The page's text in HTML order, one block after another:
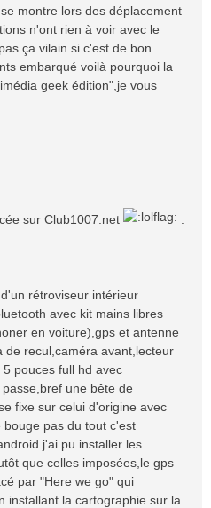
montre lors des déplacement
n'ont rien à voir avec le
ça vilain si c'est de bon
embarqué voilà pourquoi la
geek édition",je vous
sur Club1007.net :
rétroviseur intérieur
avec kit mains libres
en voiture),gps et antenne
de recul,caméra avant,lecteur
pouces full hd avec
une bête de
fixe sur celui d'origine avec
pas du tout c'est
j'ai pu installer les
que celles imposées,le gps
par "Here we go" qui
installant la cartographie sur la